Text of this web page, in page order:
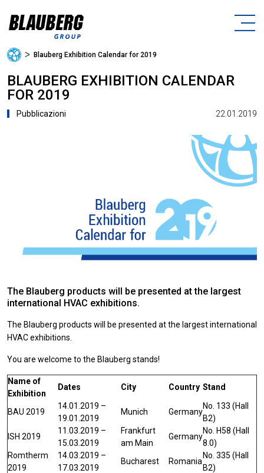
ᐳ Blauberg Exhibition Calendar for 2019
BLAUBERG EXHIBITION CALENDAR
FOR 2019
Pubblicazioni 22.01.2019
The Blauberg products will be presented at the largest
international HVAC exhibitions.
The Blauberg products will be presented at the largest international
HVAC exhibitions.
You are welcome to the Blauberg stands!
Name of
Exhibition
Dates City Country Stand
BAU 2019
14.01.2019 –
19.01.2019
Munich Germany
No. 133 (Hall
В2)
ISH 2019
11.03.2019 –
15.03.2019
Frankfurt
am Main
Germany
No. H58 (Hall
8.0)
Romtherm
2019
14.03.2019 –
17.03.2019
Bucharest Romania
No. 335 (Hall
B2)